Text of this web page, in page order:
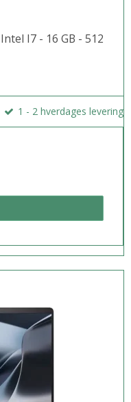
I7 - 16 GB - 512
1 - 2 hverdages levering